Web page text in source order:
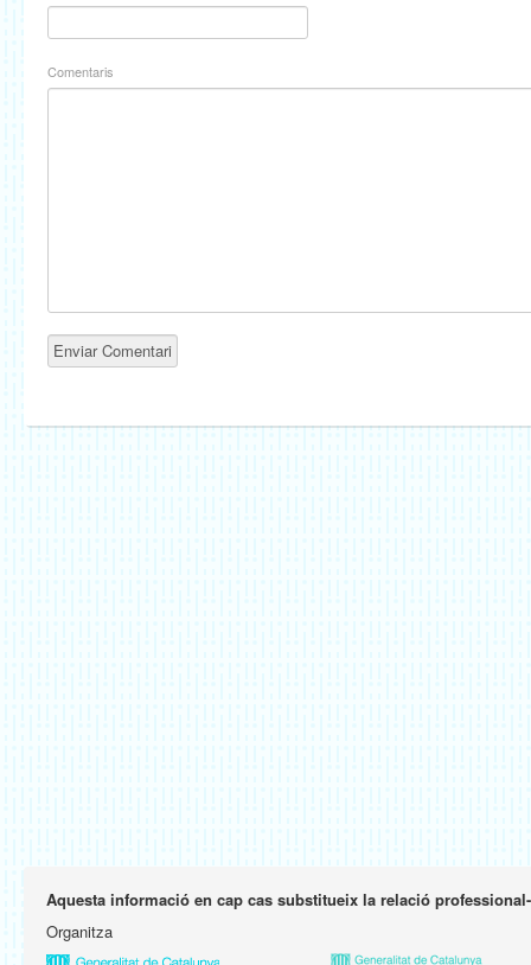
Comentaris
Aquesta informació en cap cas substitueix la relació
Organitza